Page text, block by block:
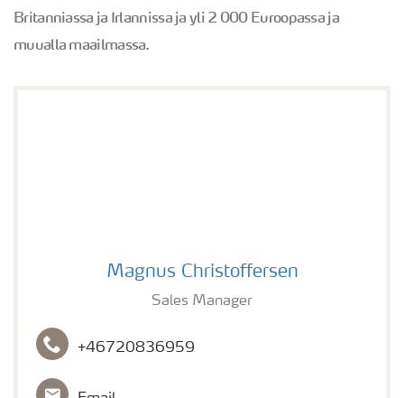
Britanniassa ja Irlannissa ja yli 2 000 Euroopassa ja
muualla maailmassa.
Magnus Christoffersen
Sales Manager
+46720836959